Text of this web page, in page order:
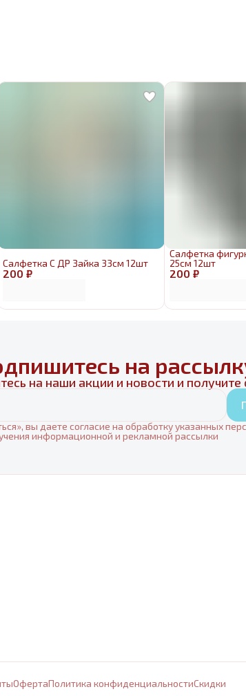
200 ₽
Салфетка С ДР Зайка 33см 12шт
200 ₽
Салфетка
25см 12шт
на
на наши акции и новости и получите
вы даете согласие на обработку указанных
информационной и рекламной рассылки
ОфертаПолитика конфиденциальностиCкидки